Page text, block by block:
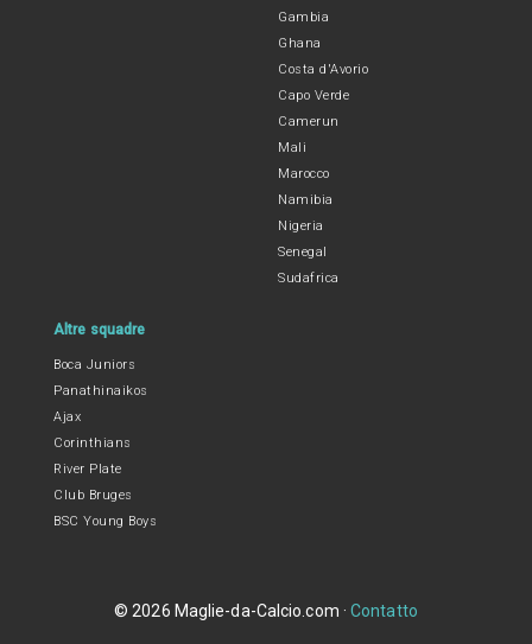
Gambia
Ghana
Costa d'Avorio
Capo Verde
Camerun
Mali
Marocco
Namibia
Nigeria
Senegal
Sudafrica
Altre squadre
Boca Juniors
Panathinaikos
Ajax
Corinthians
River Plate
Club Bruges
BSC Young Boys
© 2026 Maglie-da-Calcio.com ·Contatto